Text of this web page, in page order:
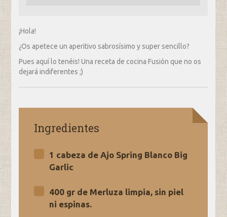
¡Hola!
¿Os apetece un aperitivo sabrosísimo y super sencillo?
Pues aquí lo tenéis! Una receta de cocina Fusión que no os
dejará indiferentes ;)
Ingredientes
1 cabeza de Ajo Spring Blanco Big
Garlic
400 gr de Merluza limpia, sin piel
ni espinas.